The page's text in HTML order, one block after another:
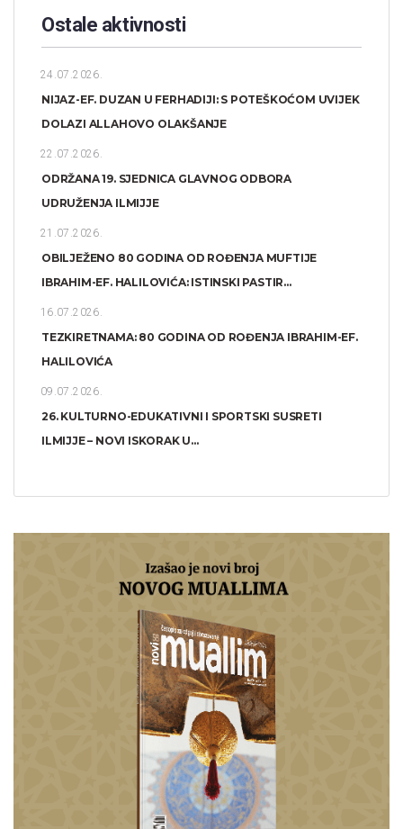
Ostale aktivnosti
24.07.2026.
NIJAZ-EF. DUZAN U FERHADIJI: S POTEŠKOĆOM UVIJEK
DOLAZI ALLAHOVO OLAKŠANJE
22.07.2026.
ODRŽANA 19. SJEDNICA GLAVNOG ODBORA
UDRUŽENJA ILMIJJE
21.07.2026.
OBILJEŽENO 80 GODINA OD ROĐENJA MUFTIJE
IBRAHIM-EF. HALILOVIĆA: ISTINSKI PASTIR...
16.07.2026.
TEZKIRETNAMA: 80 GODINA OD ROĐENJA IBRAHIM-EF.
HALILOVIĆA
09.07.2026.
26. KULTURNO-EDUKATIVNI I SPORTSKI SUSRETI
ILMIJJE – NOVI ISKORAK U...